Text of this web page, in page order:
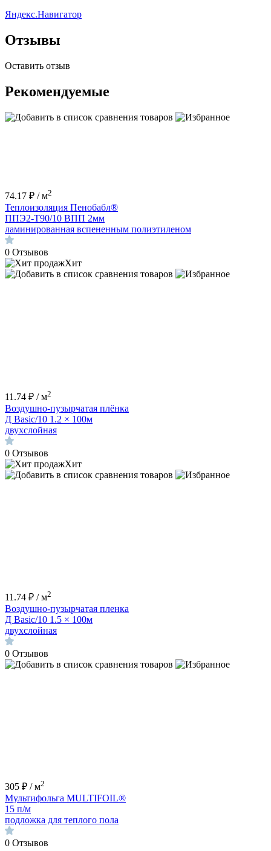
Яндекс.Навигатор
Отзывы
Оставить отзыв
Рекомендуемые
74.17 ₽ / м2
Теплоизоляция Пенобабл®
ППЭ2-Т90/10 ВПП 2мм
ламинированная вспененным полиэтиленом
0 Отзывов
Хит
11.74 ₽ / м2
Воздушно-пузырчатая плёнка
Д Basic/10 1.2 × 100м
двухслойная
0 Отзывов
Хит
11.74 ₽ / м2
Воздушно-пузырчатая пленка
Д Basic/10 1.5 × 100м
двухслойная
0 Отзывов
305 ₽ / м2
Мультифольга MULTIFOIL®
15 п/м
подложка для теплого пола
0 Отзывов